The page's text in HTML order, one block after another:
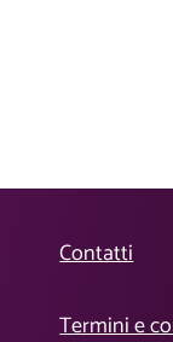
Contatti
Termini e